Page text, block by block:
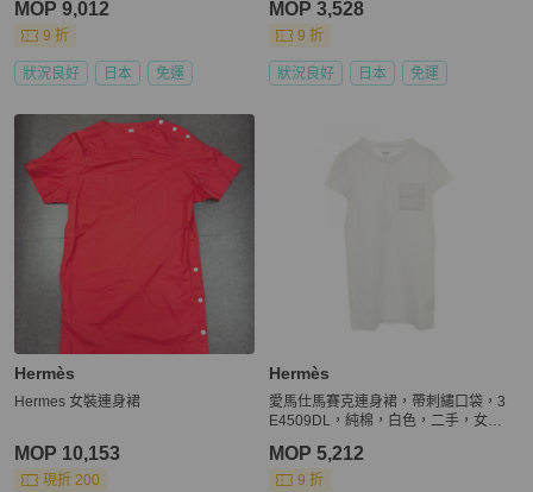
MOP 9,012
9 折
狀況良好 日本 免運
MOP 3,528
9 折
狀況良好 日本 免運
Hermès
Hermes 女裝連身裙
MOP 10,153
現折 200
Hermès
愛馬仕馬賽克連身裙，帶刺繡口袋，3
E4509DL，純棉，白色，二手，女款
MOP 5,212
9 折